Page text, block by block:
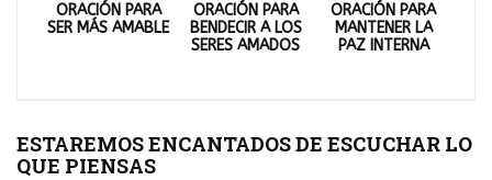
ORACIÓN PARA
SER MÁS AMABLE
ORACIÓN PARA
BENDECIR A LOS
SERES AMADOS
ORACIÓN PARA
MANTENER LA
PAZ INTERNA
ESTAREMOS ENCANTADOS DE ESCUCHAR LO
QUE PIENSAS